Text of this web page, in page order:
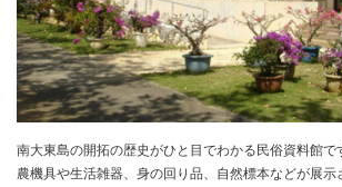
南大東島の開拓の歴史がひと目でわかる民俗資料館で
農機具や生活雑器、身の回り品、自然標本などが展